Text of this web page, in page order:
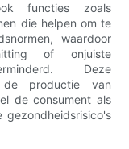
functies zoals
die helpen om te
waardoor
of onjuiste
Deze
de productie van
de consument als